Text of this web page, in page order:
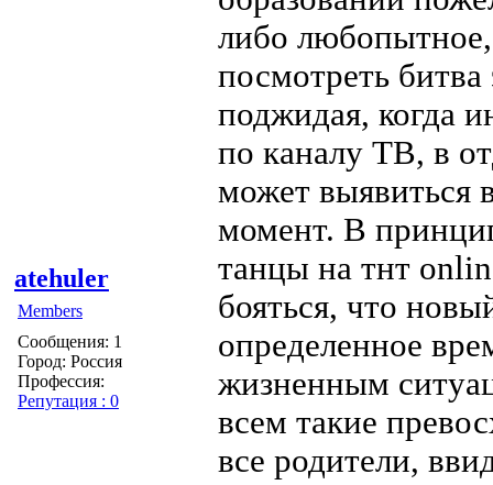
atehuler
Members
Сообщения: 1
Город: Россия
Профессия:
Репутация : 0
либо любопытное,
посмотреть битва
поджидая, когда
по каналу ТВ, в
может выявиться
момент. В
танцы на тнт
бояться, что
определенное
жизненным
всем такие
все родители,